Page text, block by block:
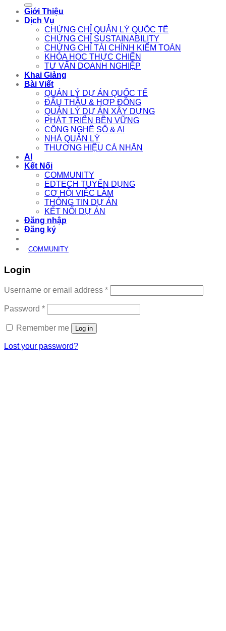
Giới Thiệu
Dịch Vụ
CHỨNG CHỈ QUẢN LÝ QUỐC TẾ
CHỨNG CHỈ SUSTAINABILITY
CHỨNG CHỈ TÀI CHÍNH KIỂM TOÁN
KHÓA HỌC THỰC CHIẾN
TƯ VẤN DOANH NGHIỆP
Khai Giảng
Bài Viết
QUẢN LÝ DỰ ÁN QUỐC TẾ
ĐẤU THẦU & HỢP ĐỒNG
QUẢN LÝ DỰ ÁN XÂY DỰNG
PHÁT TRIỂN BỀN VỮNG
CÔNG NGHỆ SỐ & AI
NHÀ QUẢN LÝ
THƯƠNG HIỆU CÁ NHÂN
AI
Kết Nối
COMMUNITY
EDTECH TUYỂN DỤNG
CƠ HỘI VIỆC LÀM
THÔNG TIN DỰ ÁN
KẾT NỐI DỰ ÁN
Đăng nhập
Đăng ký
COMMUNITY
Login
Username or email address *Required
Password *Required
Remember me Log in
Lost your password?